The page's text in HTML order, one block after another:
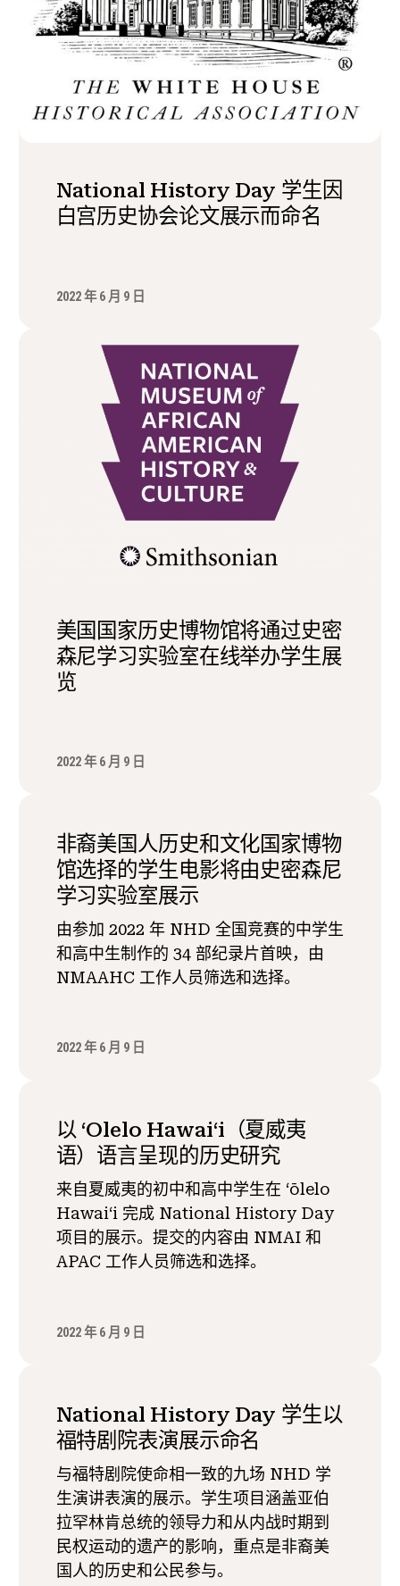
National History Day 学生因
白宫历史协会论文展示而命名
2022 年 6 月 9 日
美国国家历史博物馆将通过史密
森尼学习实验室在线举办学生展
览
2022 年 6 月 9 日
非裔美国人历史和文化国家博物
馆选择的学生电影将由史密森尼
学习实验室展示
由参加 2022 年 NHD 全国竞赛的中学生
和高中生制作的 34 部纪录片首映，由
NMAAHC 工作人员筛选和选择。
2022 年 6 月 9 日
以 ʻOlelo Hawaiʻi（夏威夷
语）语言呈现的历史研究
来自夏威夷的初中和高中学生在 ʻōlelo
Hawaiʻi 完成 National History Day
项目的展示。提交的内容由 NMAI 和
APAC 工作人员筛选和选择。
2022 年 6 月 9 日
National History Day 学生以
福特剧院表演展示命名
与福特剧院使命相一致的九场 NHD 学
生演讲表演的展示。学生项目涵盖亚伯
拉罕林肯总统的领导力和从内战时期到
民权运动的遗产的影响，重点是非裔美
国人的历史和公民参与。